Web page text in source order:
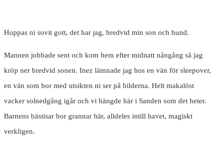
Hoppas ni sovit gott, det har jag, bredvid min son och hund.
Mannen jobbade sent och kom hem efter midnatt nångång så jag
kröp ner bredvid sonen. Inez lämnade jag hos en vän för sleepover,
en vän som bor med utsikten ni ser på bilderna. Helt makalöst
vacker solnedgång igår och vi hängde här i Sanden som det heter.
Barnens bästisar bor grannar här, alldeles intill havet, magiskt
verkligen.